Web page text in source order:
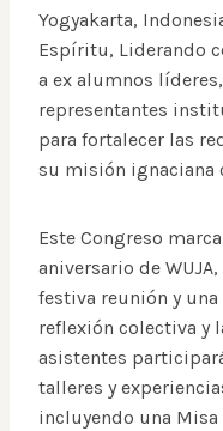
Yogyakarta,
Espíritu, Liderando
a ex alumnos
representantes
para fortalecer las
su misión ignaciana
Este Congreso
aniversario de
festiva reunión y
reflexión colectiva y
asistentes
talleres y
incluyendo una